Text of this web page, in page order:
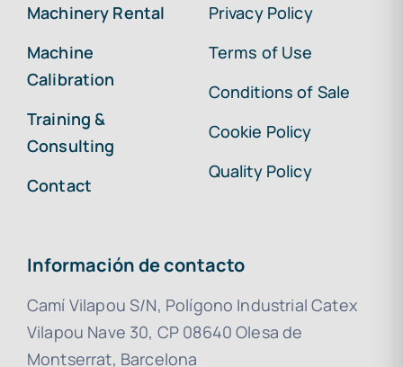
Machinery Rental
Machine
Calibration
Training &
Consulting
Contact
Privacy Policy
Terms of Use
Conditions of Sale
Cookie Policy
Quality Policy
Información de contacto
Camí Vilapou S/N, Polígono Industrial Catex
Vilapou Nave 30, CP 08640 Olesa de
Montserrat, Barcelona